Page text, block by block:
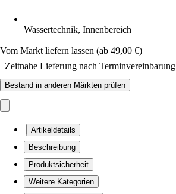
Wassertechnik, Innenbereich
Vom Markt liefern lassen (ab 49,00 €)
Zeitnahe Lieferung nach Terminvereinbarung
Bestand in anderen Märkten prüfen
Artikeldetails
Beschreibung
Produktsicherheit
Weitere Kategorien